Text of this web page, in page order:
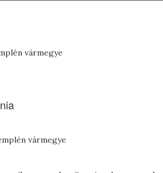
vármegye
vármegye